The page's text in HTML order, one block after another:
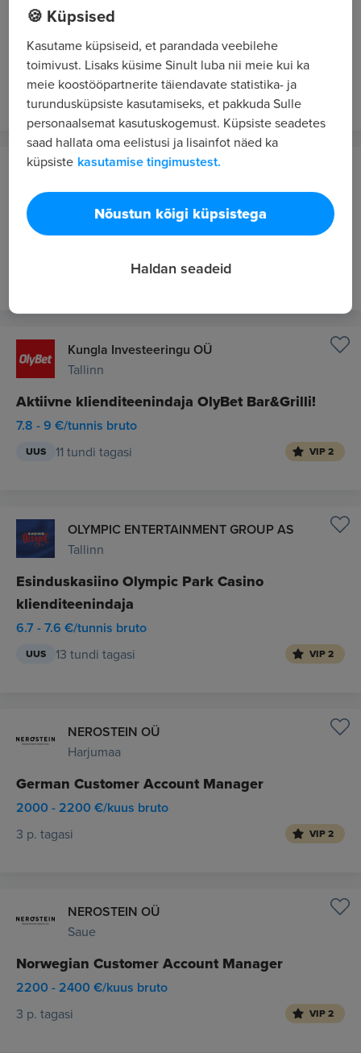
Tallinn
Household manager / Family Assistant
2500 - 3500 €/kuus bruto
5 p. tagasi VIP 4
OLYMPIC ENTERTAINMENT GROUP AS
Tallinn
Nautica Olympic Casino klienditeenindaja
Kungla Investeeringu OÜ
Tallinn
Aktiivne klienditeenindaja OlyBet Bar&Grilli!
7.8 - 9 €/tunnis bruto
UUS 11 tundi tagasi VIP 2
OLYMPIC ENTERTAINMENT GROUP AS
Tallinn
Esinduskasiino Olympic Park Casino
klienditeenindaja
6.7 - 7.6 €/tunnis bruto
UUS 13 tundi tagasi VIP 2
NEROSTEIN OÜ
Harjumaa
German Customer Account Manager
2000 - 2200 €/kuus bruto
3 p. tagasi VIP 2
NEROSTEIN OÜ
Saue
Norwegian Customer Account Manager
2200 - 2400 €/kuus bruto
3 p. tagasi VIP 2
🍪 Küpsised
Kasutame küpsiseid, et parandada veebilehe
toimivust. Lisaks küsime Sinult luba nii meie kui ka
meie koostööpartnerite täiendavate statistika- ja
turundusküpsiste kasutamiseks, et pakkuda Sulle
personaalsemat kasutuskogemust. Küpsiste seadetes
saad hallata oma eelistusi ja lisainfot näed ka
küpsiste kasutamise tingimustest.
Nõustun kõigi küpsistega
Haldan seadeid